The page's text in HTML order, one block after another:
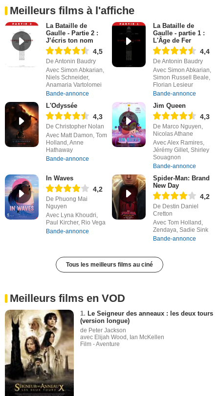
Meilleurs films à l'affiche
La Bataille de
Gaulle - Partie 2 :
J’écris ton nom
4,5
De Antonin Baudry
Avec Simon Abkarian,
Niels Schneider,
Anamaria Vartolomei
Bande-annonce
La Bataille de
Gaulle - partie 1 :
L'Âge de Fer
4,4
De Antonin Baudry
Avec Simon Abkarian,
Simon Russell Beale,
Florian Lesieur
Bande-annonce
L'Odyssée
4,3
De Christopher Nolan
Avec Matt Damon, Tom
Holland, Anne
Hathaway
Bande-annonce
Jim Queen
4,3
De Marco Nguyen,
Nicolas Athane
Avec Alex Ramires,
Jérémy Gillet, Shirley
Souagnon
Bande-annonce
In Waves
4,2
De Phuong Mai
Nguyen
Avec Lyna Khoudri,
Paul Kircher, Rio Vega
Bande-annonce
Spider-Man: Brand
New Day
4,2
De Destin Daniel
Cretton
Avec Tom Holland,
Zendaya, Sadie Sink
Bande-annonce
Tous les meilleurs films au ciné
Meilleurs films en VOD
1. Le Seigneur des anneaux : les deux tours
(version longue)
de Peter Jackson
avec Elijah Wood, Ian McKellen
Film - Aventure